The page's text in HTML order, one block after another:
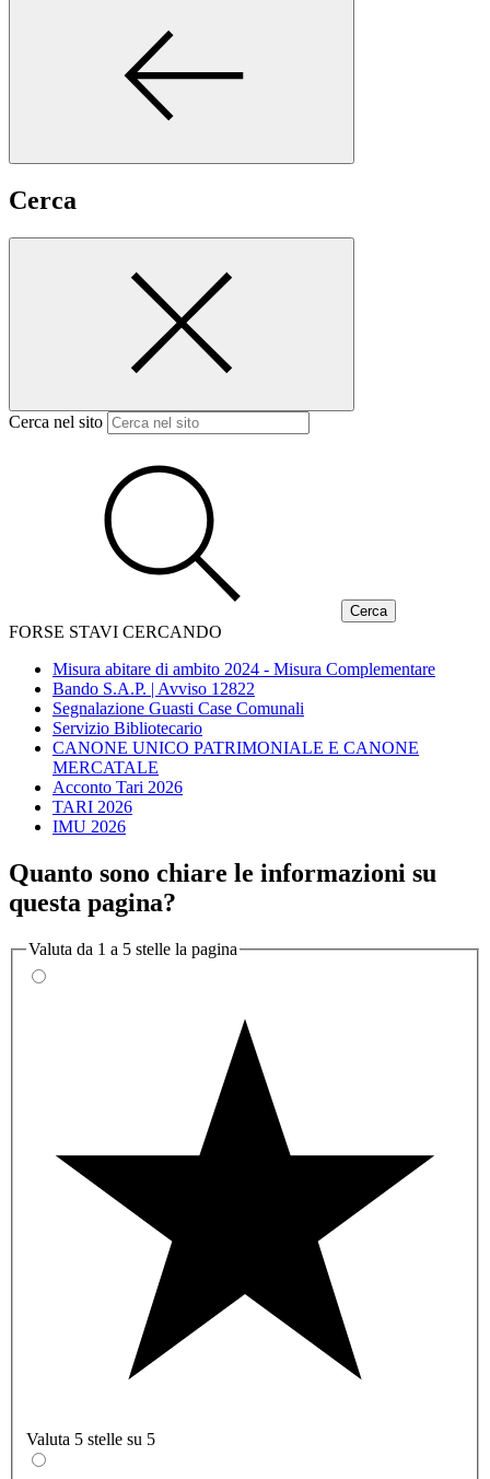
Cerca
Cerca nel sito
FORSE STAVI CERCANDO
Misura abitare di ambito 2024 - Misura Complementare
Bando S.A.P. | Avviso 12822
Segnalazione Guasti Case Comunali
Servizio Bibliotecario
CANONE UNICO PATRIMONIALE E CANONE
MERCATALE
Acconto Tari 2026
TARI 2026
IMU 2026
Quanto sono chiare le informazioni su
questa pagina?
Valuta da 1 a 5 stelle la pagina
Valuta 5 stelle su 5